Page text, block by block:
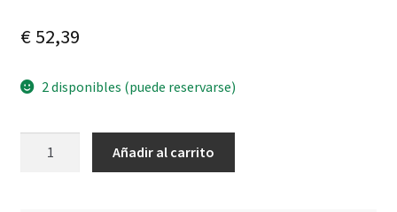
€52,39
2 disponibles (puede reservarse)
Añadir al carrito